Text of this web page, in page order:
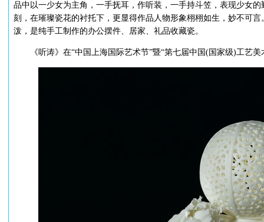
品中以一少女为主角，一手抚耳，作听装，一手持斗笠，表现少女
刻，在璀璨瓷花的衬托下，更显得作品人物形象栩栩如生，妙不可
泼，是纯手工制作的办公摆件、居家、礼品收藏瓷。
《听涛》在“中国上海国际艺术节”暨“第七届中国(国家级)工艺美